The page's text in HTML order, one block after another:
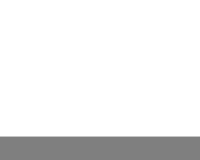
Conventioneel